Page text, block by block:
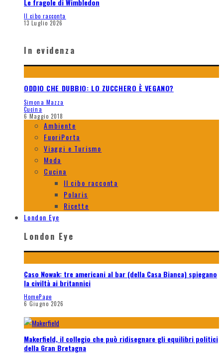
Le fragole di Wimbledon
Il cibo racconta
13 Luglio 2026
In evidenza
ODDIO CHE DUBBIO: LO ZUCCHERO È VEGANO?
Simona Mazza
Cucina
6 Maggio 2018
Ambiente
FuoriPorta
Viaggi e Turismo
Moda
Cucina
Il cibo racconta
Polaris
Ricette
London Eye
London Eye
Caso Nowak: tre americani al bar (della Casa Bianca) spiegano
la civiltà ai britannici
HomePage
6 Giugno 2026
Makerfield, il collegio che può ridisegnare gli equilibri politici
della Gran Bretagna